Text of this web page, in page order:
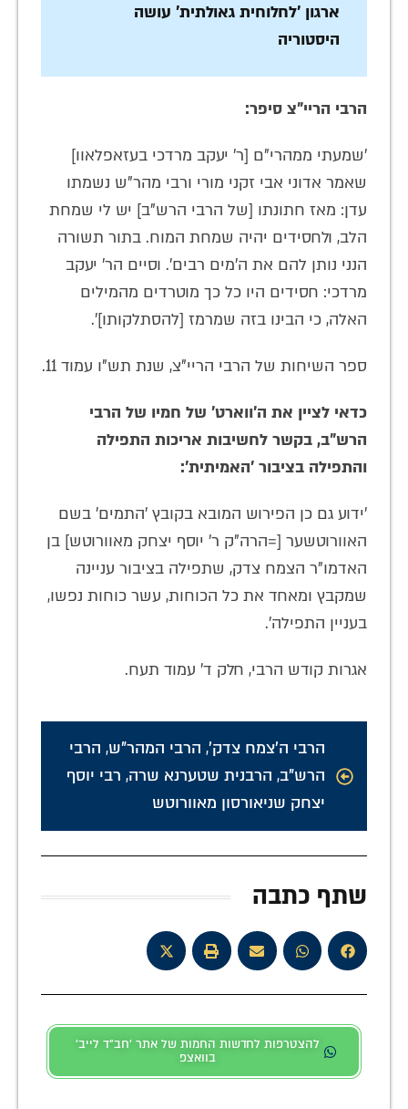
ארגון 'לחלוחית גאולתית' עושה
היסטוריה
הרבי הריי"צ סיפר:
'שמעתי ממהרי"ם [ר' יעקב מרדכי בעזאפלאוו]
שאמר אדוני אבי זקני מורי ורבי מהר"ש נשמתו
עדן: מאז חתונתו [של הרבי הרש"ב] יש לי שמחת
הלב, ולחסידים יהיה שמחת המוח. בתור תשורה
הנני נותן להם את ה'מים רבים'. וסיים הר' יעקב
מרדכי: חסידים היו כל כך מוטרדים מהמילים
האלה, כי הבינו בזה שמרמז [להסתלקותו]'.
ספר השיחות של הרבי הריי"צ, שנת תש"ו עמוד 11.
כדאי לציין את ה'ווארט' של חמיו של הרבי
הרש"ב, בקשר לחשיבות אריכות התפילה
והתפילה בציבור 'האמיתית':
'ידוע גם כן הפירוש המובא בקובץ 'התמים' בשם
האוורוטשער [=הרה"ק ר' יוסף יצחק מאוורוטש] בן
האדמו"ר הצמח צדק, שתפילה בציבור עניינה
שמקבץ ומאחד את כל הכוחות, עשר כוחות נפשו,
בעניין התפילה'.
אגרות קודש הרבי, חלק ד' עמוד תעח.
הרבי ה'צמח צדק', הרבי המהר"ש, הרבי
הרש"ב, הרבנית שטערנא שרה, רבי יוסף
יצחק שניאורסון מאוורוטש
שתף כתבה
להצטרפות לחדשות החמות של אתר 'חב"ד לייב'
בוואצפ